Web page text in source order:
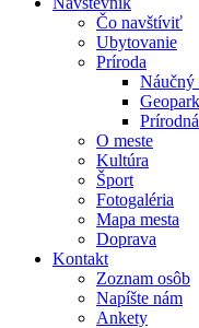
Čo navštíviť
Ubytovanie
Príroda
Geopark
O meste
Kultúra
Šport
Fotogaléria
Mapa mesta
Doprava
Kontakt
Zoznam osôb
Napíšte nám
Ankety